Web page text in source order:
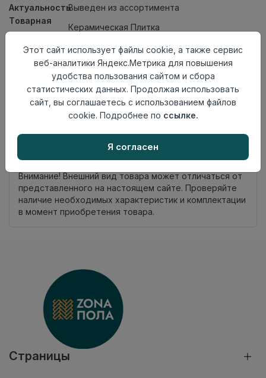
АктуальностьВыведен из ассортимента
Товарная
группа
Керамическая Плитка
Толщина
7
Поверхностьматовая
происхождения
Россия
Номер
Книга с коллекциями
Осталось87 упак
Внимание! Внешний вид товара может отличаться от
представленного на настоящем сайте. Проверяйте
наличие необходимых характеристик и комплектации
в момент приобретения товара.
Страницы
Этот сайт использует файлы cookie, а также сервис
веб-аналитики Яндекс.Метрика для повышения
удобства пользования сайтом и сбора
статистических данных. Продолжая использовать
сайт, вы соглашаетесь с использованием файлов
cookie. Подробнее по ссылке.
Я согласен